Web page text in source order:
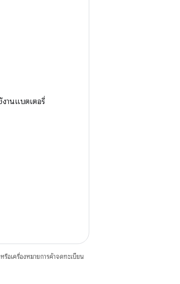
งานแบตเตอรี่
อเครื่องหมายการค้าจดทะเบียน